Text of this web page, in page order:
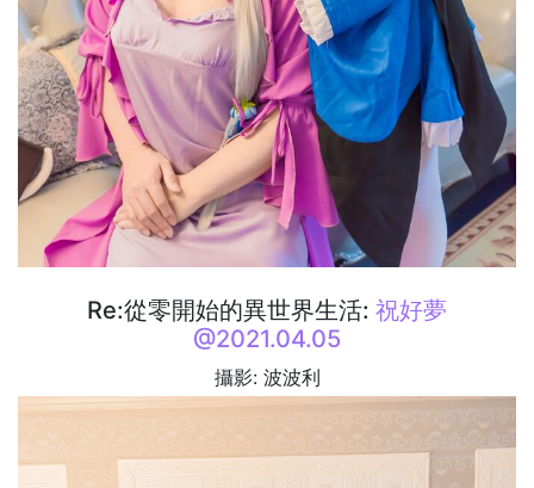
Re:從零開始的異世界生活: 祝好夢
@2021.04.05
攝影: 波波利